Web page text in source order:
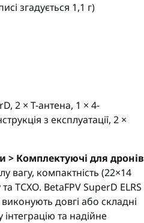
згадується 1,1 г)
2 × T-антена, 1 × 4-
з експлуатації, 2 ×
> Комплектуючі для дронів
вагу, компактність (22×14
TCXO. BetaFPV SuperD ELRS
довгі або складні
та надійне